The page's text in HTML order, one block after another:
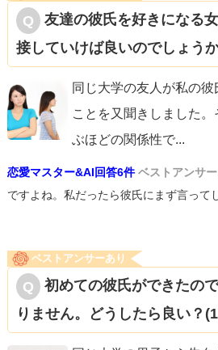
友達の彼氏を好きになる
接していけば良いのでしょう
同じ大学の友人が私の
ことを又聞きしました
ぶほどの関係性で...
恋愛マスター&AI回答6件 ベストアンサ
ですよね。私だったら彼氏にまず言って
ベストアンサーあり
初めての彼氏ができたの
りません。どうしたら良い？